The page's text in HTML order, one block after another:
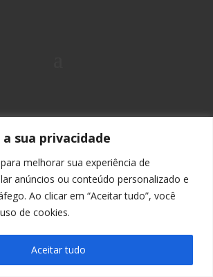
sua privacidade
melhorar sua experiência de
anúncios ou conteúdo personalizado e
Ao clicar em “Aceitar tudo”, você
de cookies.
Aceitar tudo
1680, Bairro Ermo – CEP 92703-
470 – Guaíba, RS, Brasil